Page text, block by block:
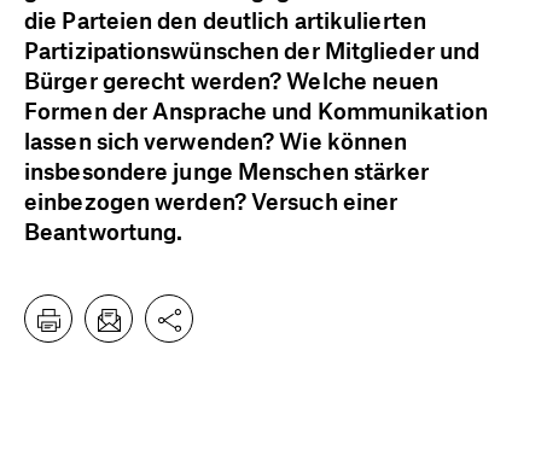
die Parteien den deutlich artikulierten
Partizipationswünschen der Mitglieder und
Bürger gerecht werden? Welche neuen
Formen der Ansprache und Kommunikation
lassen sich verwenden? Wie können
insbesondere junge Menschen stärker
einbezogen werden? Versuch einer
Beantwortung.